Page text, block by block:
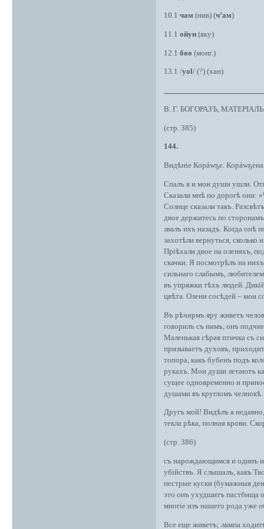
10.1чам (нив) (ч’ам)
11.1ойун (яку)
12.1бөө (монг.)
13.1 /yol/ (?) (хан)
В. Г. БОГОРАЗЪ,
(стр. 385)
144.
Видѣніе Корáwҕе.
Спалъ я и мои души ушли.
Сказали мнѣ по дорогѣ они:
Солнце сказали такъ.
двое держитесь по
звалъ ихъ назадъ. Когда онѣ
захотѣли вернуться,
Пріѣхали двое на оленяхъ,
скачки. Я посмотрѣлъ на
сильнаго слабымъ,
въ упряжки тѣхъ людей.
цвѣта. Олени сосѣдей – мои
Въ рѣчнрмъ яру живетъ
говорилъ съ нимъ, онъ
Маленькая сѣрая птичка съ
призываетъ духовъ,
топора, какъ бубенъ подъ
рукахъ. Мои души летаютъ
сущее одновременно и
душами въ кругломъ челнокѣ.
Другъ мой! Видѣлъ я
текла рѣка, полная крови.
(стр. 386)
съ нарождающимся и одинъ
убійствъ. Я слышалъ, какъ
пестрые куски (бумажныя
это онъ ухудшитъ пастбища
многіе изъ нашего рода уже
Все еще живетъ; лампа